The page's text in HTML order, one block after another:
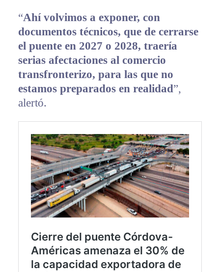
“Ahí volvimos a exponer, con
documentos técnicos, que de cerrarse
el puente en 2027 o 2028, traería
serias afectaciones al comercio
transfronterizo, para las que no
estamos preparados en realidad”,
alertó.